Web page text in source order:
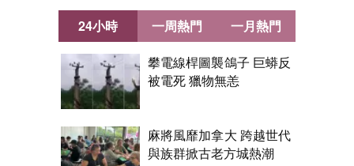
24小時
攀電線桿圖襲鴿子 巨蟒反
被電死 獵物無恙
麻將風靡加拿大 跨越世代
與族群掀古老方城熱潮
一周熱門 一月熱門